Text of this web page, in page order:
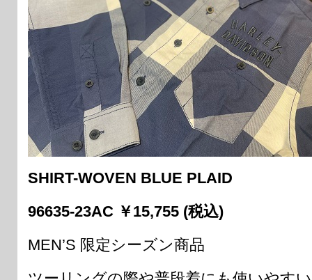
SHIRT-WOVEN BLUE PLAID
96635-23AC ￥15,755 (税込)
MEN’S 限定シーズン商品